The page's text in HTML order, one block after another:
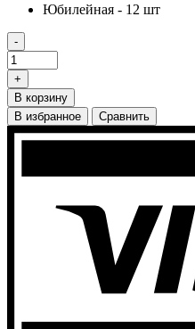
Юбилейная - 12 шт
-
+
В корзину
В избранное
Сравнить